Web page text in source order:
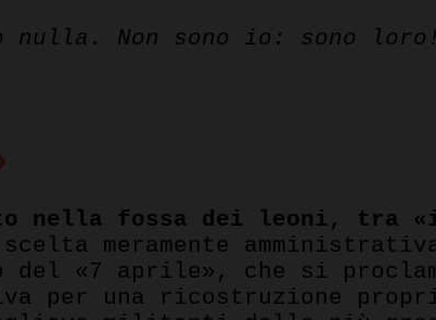
nulla. Non sono io: sono
nella fossa dei leoni, tra
meramente
del «7 aprile», che si
per una ricostruzione